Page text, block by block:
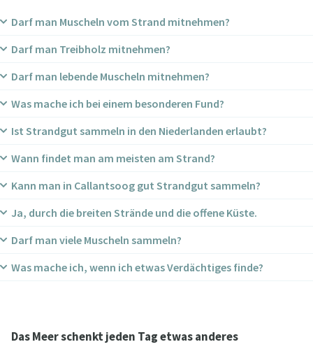
Darf man Muscheln vom Strand mitnehmen?
Ja, kleine Mengen leerer Muscheln dürfen mitgenommen
werden.
Darf man Treibholz mitnehmen?
Kleine Stücke meistens ja.
Darf man lebende Muscheln mitnehmen?
Nein, lebende Tiere sollten immer liegen bleiben.
Was mache ich bei einem besonderen Fund?
Im Zweifel lieber melden und nicht einfach mitnehmen.
Ist Strandgut sammeln in den Niederlanden erlaubt?
Ja, solange es sich um kleine und nicht wertvolle Fundstücke
handelt.
Wann findet man am meisten am Strand?
Nach Sturm oder Hochwasser.
Kann man in Callantsoog gut Strandgut sammeln?
Ja, durch die breiten Strände und die offene Küste.
Ja, durch die breiten Strände und die offene Küste.
Auf jeden Fall – es macht Spaziergänge besonders spannend.
Darf man viele Muscheln sammeln?
Kleine Mengen sind in Ordnung, große Mengen lieber nicht.
Was mache ich, wenn ich etwas Verdächtiges finde?
Das Meer schenkt jeden Tag etwas anderes